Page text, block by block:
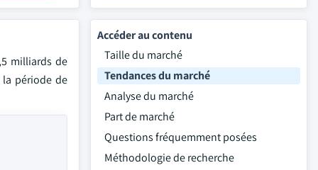
milliards de
la période de
Accéder au contenu
Taille du marché
Tendances du marché
Analyse du marché
Part de marché
Questions fréquemment posées
Méthodologie de recherche